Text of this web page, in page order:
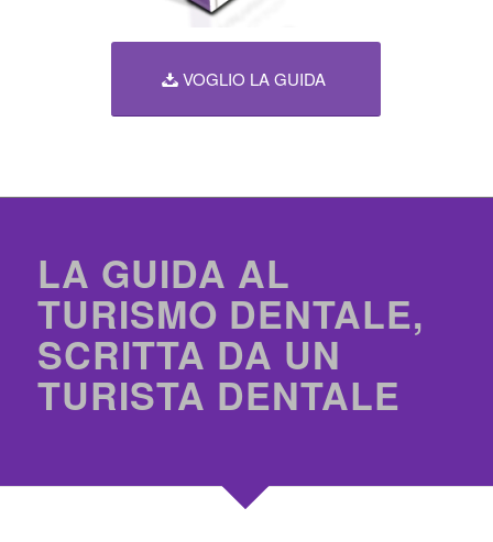
VOGLIO LA GUIDA
LA GUIDA AL
TURISMO DENTALE,
SCRITTA DA UN
TURISTA DENTALE